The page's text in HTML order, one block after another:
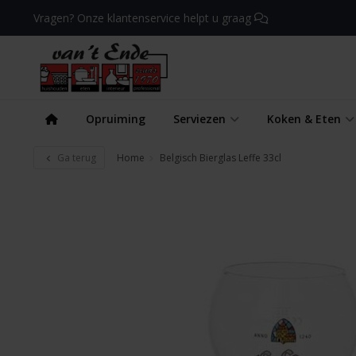
Vragen? Onze klantenservice helpt u graag
Opruiming Serviezen Koken & Eten
Ga terug Home Belgisch Bierglas Leffe 33cl